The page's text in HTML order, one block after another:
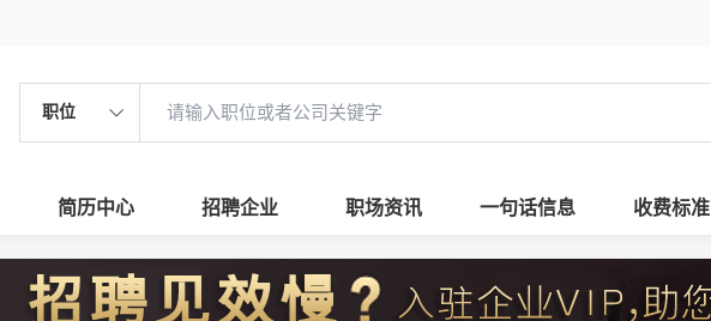
职位
简历中心 招聘企业 职场资讯 一句话信息 收费标准